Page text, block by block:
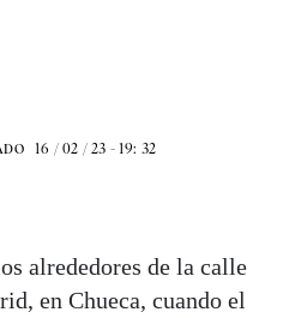
16 / 02 / 23 - 19: 32
alrededores de la calle
en Chueca, cuando el